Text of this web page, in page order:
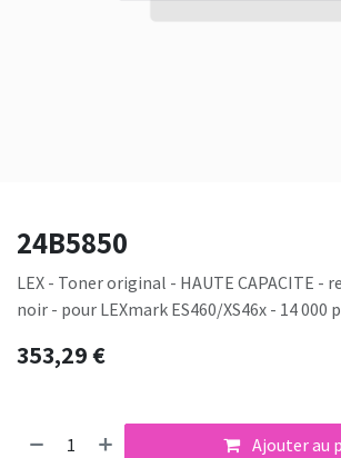
24B5850
LEX - Toner original - HAUTE CAPACITE -
noir - pour LEXmark ES460/XS46x - 14 000
353,29€
Ajouter au